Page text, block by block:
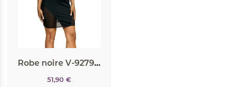
Robe noire V-9279 – Axami
51,90 €